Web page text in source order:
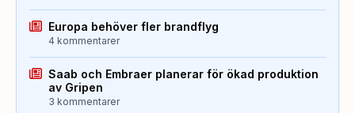
Europa behöver fler brandflyg
4 kommentarer
Saab och Embraer planerar för ökad produktion
av Gripen
3 kommentarer